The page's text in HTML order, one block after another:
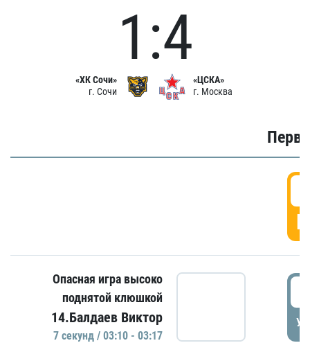
«ХК Сочи»
г. Сочи
1:4
«ЦСКА»
г. Москва
Опасная игра высоко
поднятой клюшкой
14.Балдаев Виктор
7 секунд / 03:10 - 03:17